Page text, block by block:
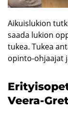
Ai­kuis­lu­kion
saada lu­kion
tukea. Tukea
opinto-​ohjaajat
Veera-​